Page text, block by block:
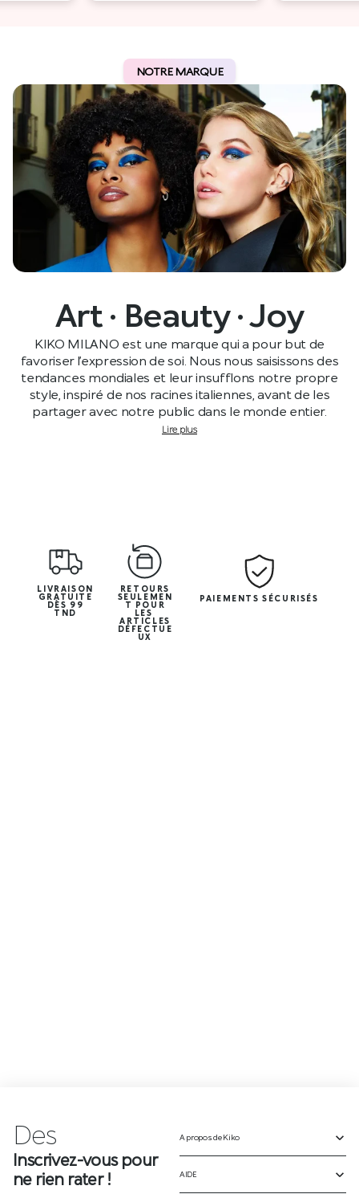
NOTRE MARQUE
Art · Beauty · Joy
KIKO MILANO est une marque qui a pour but de
favoriser l’expression de soi. Nous nous saisissons des
tendances mondiales et leur insufflons notre propre
style, inspiré de nos racines italiennes, avant de les
partager avec notre public dans le monde entier.
Lire plus
LIVRAISON
GRATUITE
DÈS 99
TND
RETOURS
SEULEMEN
T POUR
LES
ARTICLES
DÉFECTUE
UX
PAIEMENTS SÉCURISÉS
Des
Inscrivez-vous pour
ne rien rater !
A propos de Kiko
AIDE